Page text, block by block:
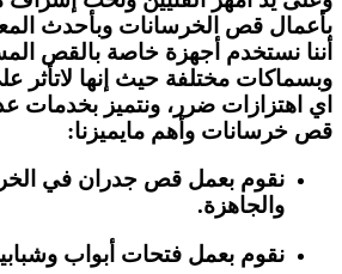
بأعمال قص الخرسانات وبأحدث
أننا نستخدم أجهزة خاصة بالقص
وبسماكات مختلفة حيث إنها لاتأثر
اي اهتزازات ضرر، ونتميز بخدمات
قص خرسانات وأهم مايميزنا:
نقوم بعمل قص جدران في
والجاهزة.
نقوم بعمل فتحات أبواب